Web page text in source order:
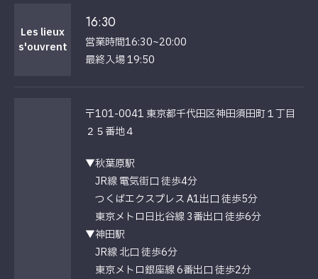
Les lieux
s'ouvrent
16:30
営業時間16:30~20:00
最終入場 19:50
〒101-0041 東京都千代田区神田須田町１丁目
２５番地４
▼秋葉原駅
JR線 電気街口 徒歩4分
つくばエクスプレス A1出口 徒歩5分
東京メトロ日比谷線 3番出口 徒歩6分
▼神田駅
JR線 北口 徒歩6分
東京メトロ銀座線 6番出口 徒歩2分